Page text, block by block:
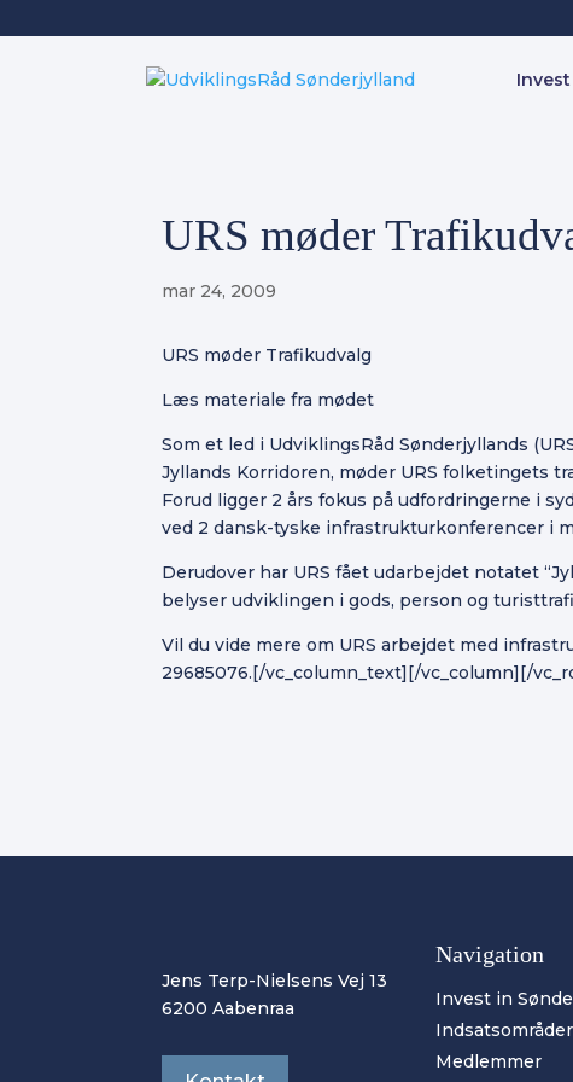
URS møder
mar 24, 2009
URS møder Trafikudvalg
Læs materiale fra mødet
Som et led i UdviklingsRåd Sønderjyllands
Jyllands Korridoren, møder URS folketingets
Forud ligger 2 års fokus på udfordringerne i
ved 2 dansk-tyske infrastrukturkonferencer i
Derudover har URS fået udarbejdet notatet
belyser udviklingen i gods, person og
Vil du vide mere om URS arbejdet med
29685076.[/vc_column_text][/vc_column][/
Jens Terp-Nielsens Vej 13
6200 Aabenraa
Navigation
Invest in
Indsatsområder
Medlemmer